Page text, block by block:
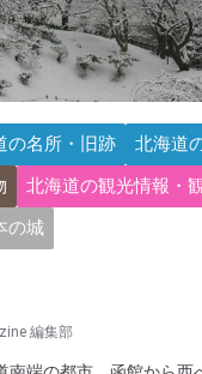
の名所・旧跡
北海道
北海道の観光情報・
の城
編集部